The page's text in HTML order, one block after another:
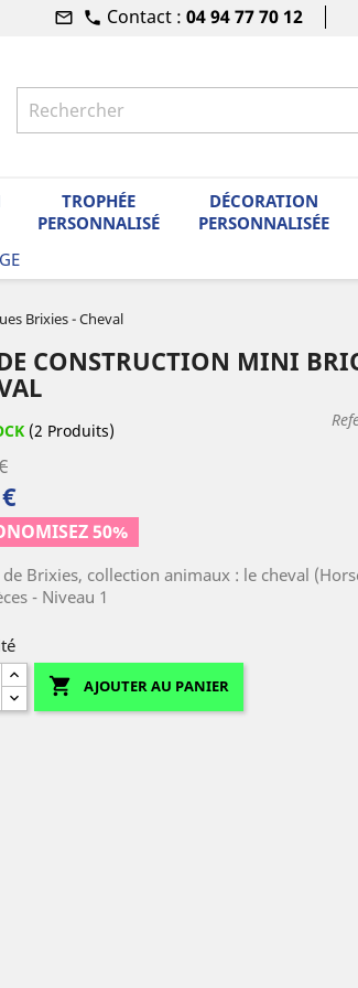
mail_outline phone Contact : 04 94 77 70 12
TROPHÉE
PERSONNALISÉ
DÉCORATION
PERSONNALISÉE
Brixies - Cheval
CONSTRUCTION MINI
(2 Produits)
50%
de Brixies, collection animaux : le cheval
- Niveau 1
 AJOUTER AU PANIER